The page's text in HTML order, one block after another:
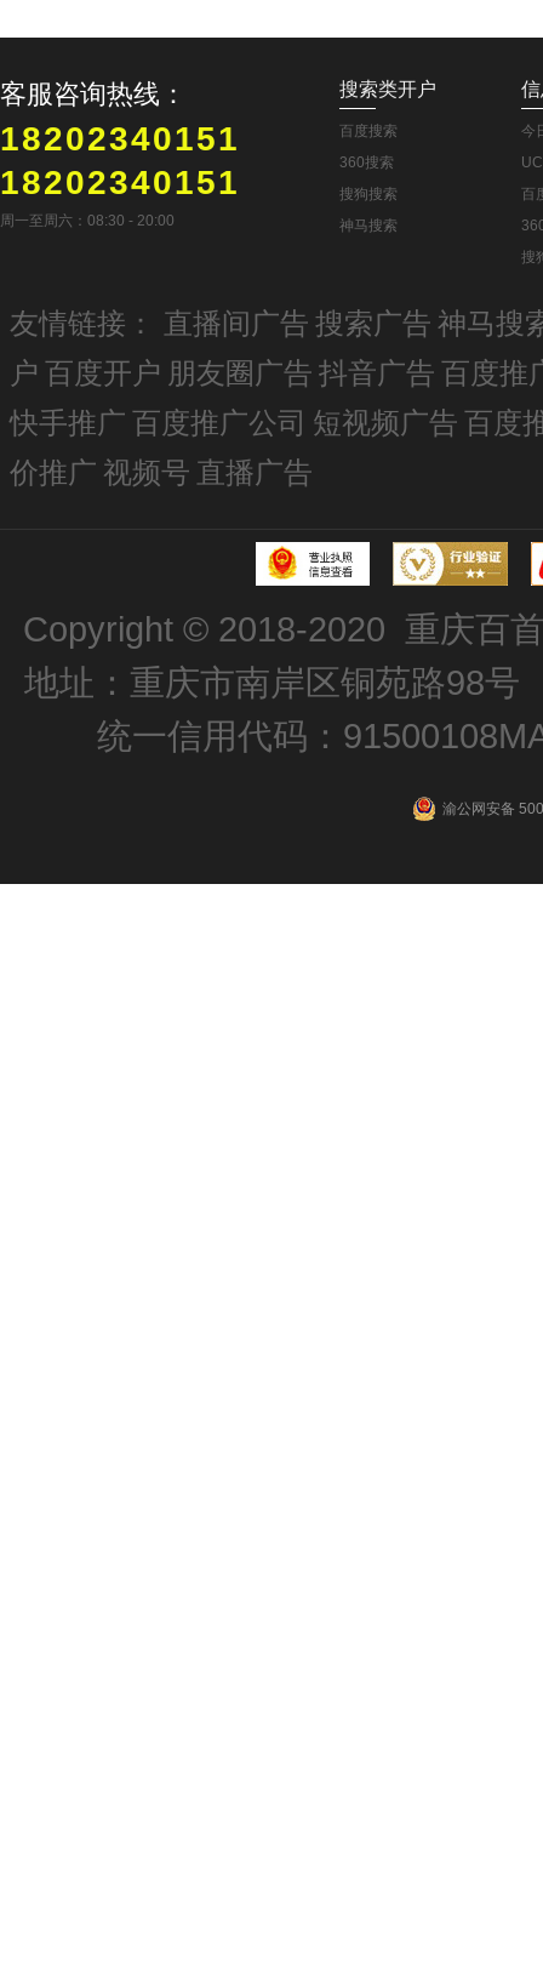
客服咨询热线：
18202340151
18202340151
周一至周六：08:30 - 20:00
搜索类开户
百度搜索
360搜索
搜狗搜索
神马搜索
今
百
搜
友情链接： 直播间广告 搜索广告 神马搜
户 百度开户 朋友圈广告 抖音广告 百度推
快手推广 百度推广公司 短视频广告 百度
价推广 视频号 直播广告
Copyright © 2018-2020 重庆百
地址：重庆市南岸区铜苑路98
统一信用代码：
渝公网安备